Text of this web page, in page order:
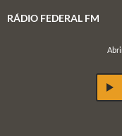
RÁDIO FEDERAL FM